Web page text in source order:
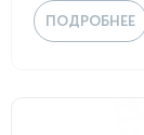
ПОДРОБНЕЕ